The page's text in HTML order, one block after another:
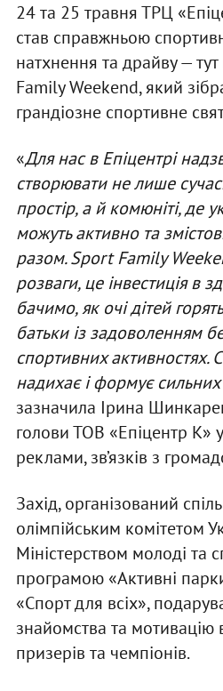
24 та 25 травня ТРЦ
став справжньою
натхнення та драйву —
Family Weekend, який
грандіозне спортивне
«Для нас в Епіцентрі
створювати не лише
простір, а й комюніті, де
можуть активно та
разом. Sport Family
розваги, це інвестиція в
бачимо, як очі дітей
батьки із задоволенням
спортивних активностях.
надихає і формує
зазначила Ірина
голови ТОВ «Епіцентр К»
реклами, зв’язків з
Захід, організований
олімпійським комітетом
Міністерством молоді та
програмою «Активні
«Спорт для всіх»,
знайомства та мотивацію
призерів та чемпіонів.